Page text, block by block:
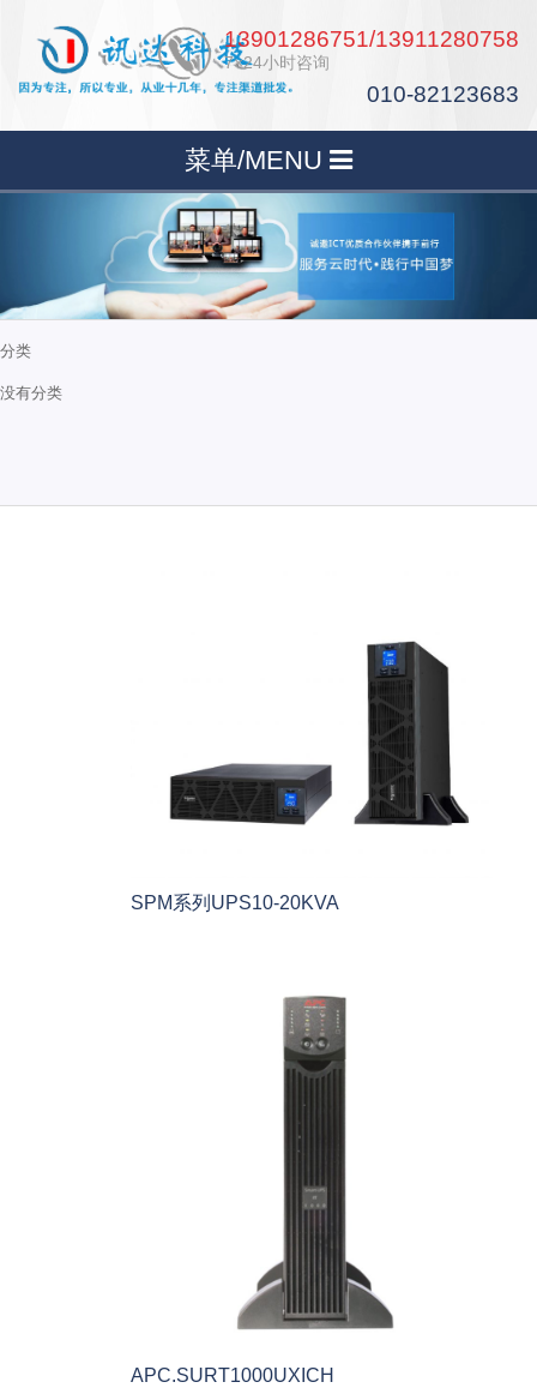
13901286751/13911280758
7×24小时咨询
010-82123683
菜单/MENU
分类
没有分类
SPM系列UPS10-20KVA
APC.SURT1000UXICH